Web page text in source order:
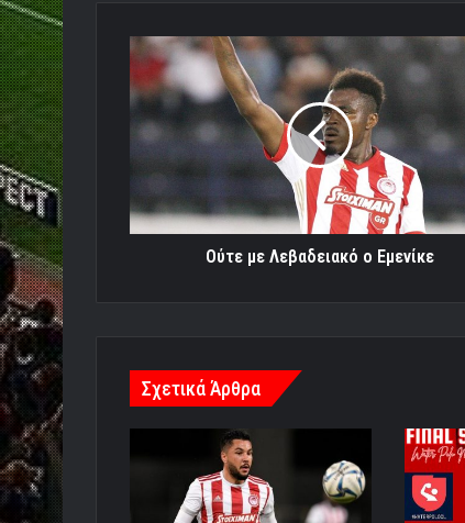
Ούτε
με
Λεβαδειακό
Εμενίκε
Ούτε με Λεβαδειακό ο Εμενίκε
Σχετικά Άρθρα